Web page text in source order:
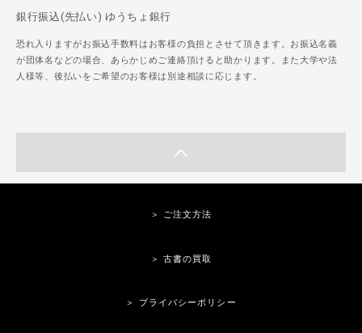
銀行振込(先払い) ゆうちょ銀行
恐れ入りますがお振込手数料はお客様の負担とさせて頂きます。お振込名義
が団体名などの場合、あらかじめご連絡頂けると助かります。また大学や法
人様等、後払いをご希望のお客様は別途相談に応じます。
＞ ご注文方法
＞ 古書の買取
＞ プライバシーポリシー